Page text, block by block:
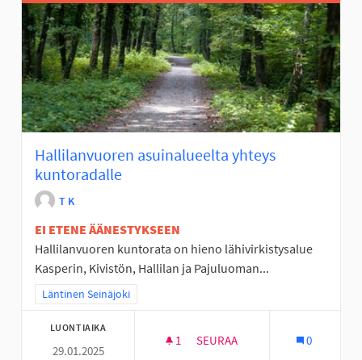
Hallilanvuoren asuinalueelta yhteys
kuntoradalle
T K
EI ETENE ÄÄNESTYKSEEN
Hallilanvuoren kuntorata on hieno lähivirkistysalue
Kasperin, Kivistön, Hallilan ja Pajuluoman...
Rajaa tulokset teeman mukaan: Läntinen Seinäjoki
Läntinen Seinäjoki
LUONTIAIKA
29.01.2025
1 1 SEURAAJA
SEURAA 0